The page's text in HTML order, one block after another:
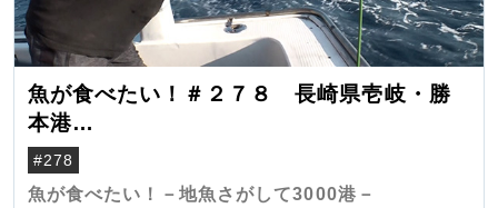
魚が食べたい！＃２７８ 長崎県壱岐・勝
本港
（クロマグロ）
#278
魚が食べたい！－地魚さがして3000港－